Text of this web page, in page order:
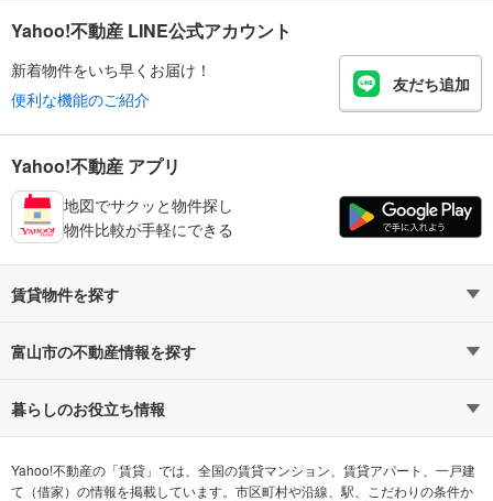
Yahoo!不動産 LINE公式アカウント
新着物件をいち早くお届け！
便利な機能のご紹介
友だち追加
Yahoo!不動産 アプリ
地図でサクッと物件探し
物件比較が手軽にできる
賃貸物件を探す
路線・駅から探す
通勤時間から探す
不動産会社から探す 希望の条件から探す
富山市の不動産情報を探す
不動産・住宅
新築マンション 中古マンション
暮らしのお役立ち情報
マンションカタログ 教えて！住まいの先生
Yahoo!不動産の「賃貸」では、全国の賃貸マンション、賃貸アパート、一戸建
て（借家）の情報を掲載しています。市区町村や沿線、駅、こだわりの条件か